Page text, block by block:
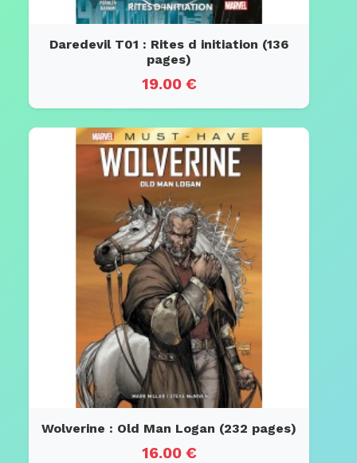
Daredevil T01 : Rites d initiation (136
pages)
19.00 €
Wolverine : Old Man Logan (232 pages)
16.00 €